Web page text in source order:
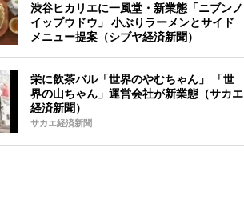
渋谷ヒカリエに一風堂・新業態「ニブンノ
イップウドウ」 小ぶりラーメンとサイド
メニュー提案（シブヤ経済新聞）
栄に飲茶バル「世界のやむちゃん」 「世
界の山ちゃん」運営会社が新業態（サカエ
経済新聞）
サカエ経済新聞